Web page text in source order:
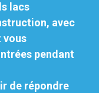
lacs
avec
vous
pendant
de répondre